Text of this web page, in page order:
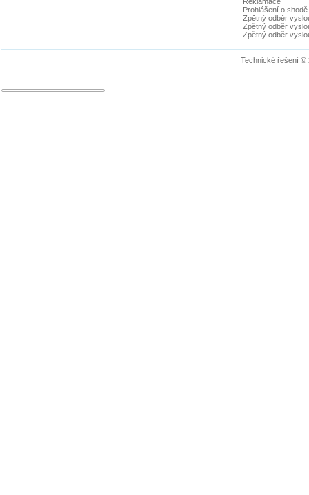
Prohlášení o shodě
Zpětný odběr
Zpětný odběr
Zpětný odběr
Technické řešení ©